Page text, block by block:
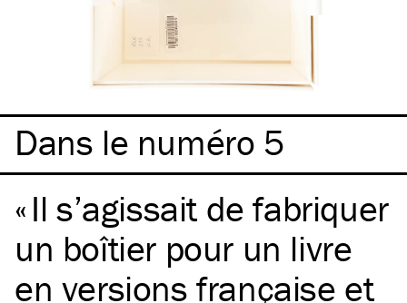
Dans le numéro 5
Il s’agissait de fabriquer
un boîtier pour un livre
en versions française et